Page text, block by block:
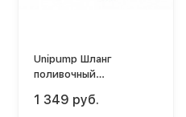
Unipump Шланг
поливочный
Telescope 3/4"х15м
1 349 руб.